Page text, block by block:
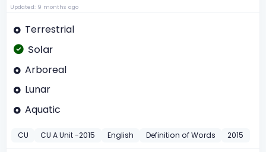
Updated: 9 months ago
Terrestrial
Solar
Arboreal
Lunar
Aquatic
CU CU A Unit -2015 English Definition of Words 2015